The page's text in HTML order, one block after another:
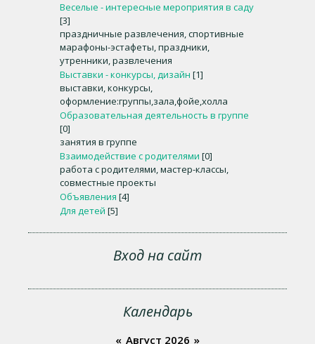
Веселые - интересные мероприятия в саду
[3]
праздничные развлечения, спортивные
марафоны-эстафеты, праздники,
утренники, развлечения
Выставки - конкурсы, дизайн [1]
выставки, конкурсы,
оформление:группы,зала,фойе,холла
Образовательная деятельность в группе
[0]
занятия в группе
Взаимодействие с родителями [0]
работа с родителями, мастер-классы,
совместные проекты
Объявления [4]
Для детей [5]
Вход на сайт
Календарь
« Август 2026 »